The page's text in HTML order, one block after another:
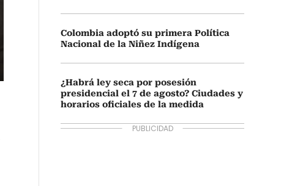
Colombia adoptó su primera Política
Nacional de la Niñez Indígena
¿Habrá ley seca por posesión
presidencial el 7 de agosto? Ciudades y
horarios oficiales de la medida